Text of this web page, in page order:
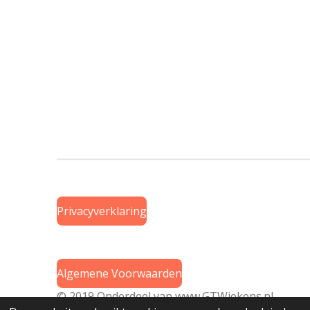
Privacyverklaring
Algemene Voorwaarden
© 2019 Onderdeel vanwww.GTWiekens.nl